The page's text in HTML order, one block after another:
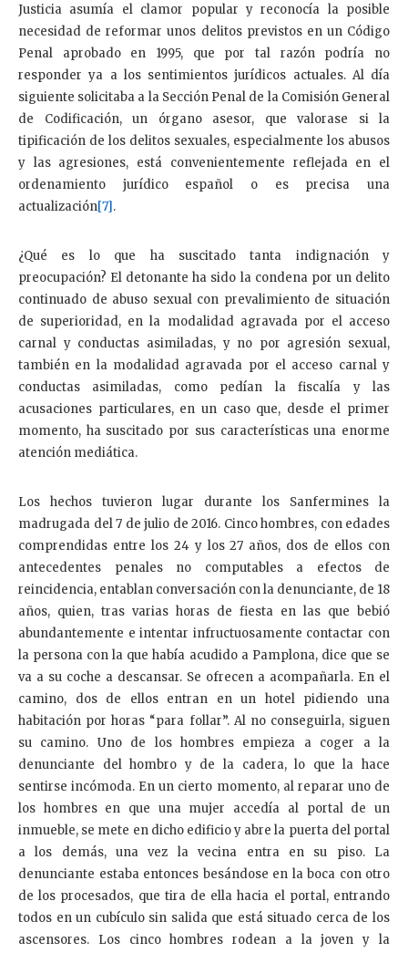
Justicia asumía el clamor popular y reconocía la posible
necesidad de reformar unos delitos previstos en un Código
Penal aprobado en 1995, que por tal razón podría no
responder ya a los sentimientos jurídicos actuales. Al día
siguiente solicitaba a la Sección Penal de la Comisión General
de Codificación, un órgano asesor, que valorase si la
tipificación de los delitos sexuales, especialmente los abusos
y las agresiones, está convenientemente reflejada en el
ordenamiento jurídico español o es precisa una
actualización[7].
¿Qué es lo que ha suscitado tanta indignación y
preocupación? El detonante ha sido la condena por un delito
continuado de abuso sexual con prevalimiento de situación
de superioridad, en la modalidad agravada por el acceso
carnal y conductas asimiladas, y no por agresión sexual,
también en la modalidad agravada por el acceso carnal y
conductas asimiladas, como pedían la fiscalía y las
acusaciones particulares, en un caso que, desde el primer
momento, ha suscitado por sus características una enorme
atención mediática.
Los hechos tuvieron lugar durante los Sanfermines la
madrugada del 7 de julio de 2016. Cinco hombres, con edades
comprendidas entre los 24 y los 27 años, dos de ellos con
antecedentes penales no computables a efectos de
reincidencia, entablan conversación con la denunciante, de 18
años, quien, tras varias horas de fiesta en las que bebió
abundantemente e intentar infructuosamente contactar con
la persona con la que había acudido a Pamplona, dice que se
va a su coche a descansar. Se ofrecen a acompañarla. En el
camino, dos de ellos entran en un hotel pidiendo una
habitación por horas “para follar”. Al no conseguirla, siguen
su camino. Uno de los hombres empieza a coger a la
denunciante del hombro y de la cadera, lo que la hace
sentirse incómoda. En un cierto momento, al reparar uno de
los hombres en que una mujer accedía al portal de un
inmueble, se mete en dicho edificio y abre la puerta del portal
a los demás, una vez la vecina entra en su piso. La
denunciante estaba entonces besándose en la boca con otro
de los procesados, que tira de ella hacia el portal, entrando
todos en un cubículo sin salida que está situado cerca de los
ascensores. Los cinco hombres rodean a la joven y la